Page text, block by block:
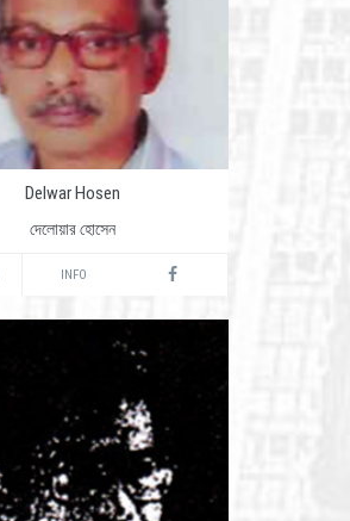
Delwar Hosen
দেলোয়ার হোসেন
INFO